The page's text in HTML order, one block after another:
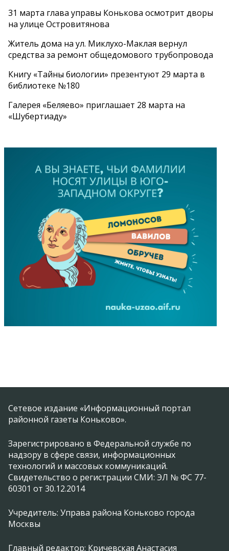
31 марта глава управы Конькова осмотрит дворы
на улице Островитянова
Житель дома на ул. Миклухо-Маклая вернул
средства за ремонт общедомового трубопровода
Книгу «Тайны биологии» презентуют 29 марта в
библиотеке №180
Галерея «Беляево» приглашает 28 марта на
«Шубертиаду»
Сетевое издание «Информационный портал
районной газеты Коньково».
Зарегистрировано в Федеральной службе по
надзору в сфере связи, информационных
технологий и массовых коммуникаций.
Свидетельство о регистрации СМИ: ЭЛ № ФС 77-
60301 от 30.12.2014
Учредитель: Управа района Коньково города
Москвы
Главный редактор: Кричевская Анастасия